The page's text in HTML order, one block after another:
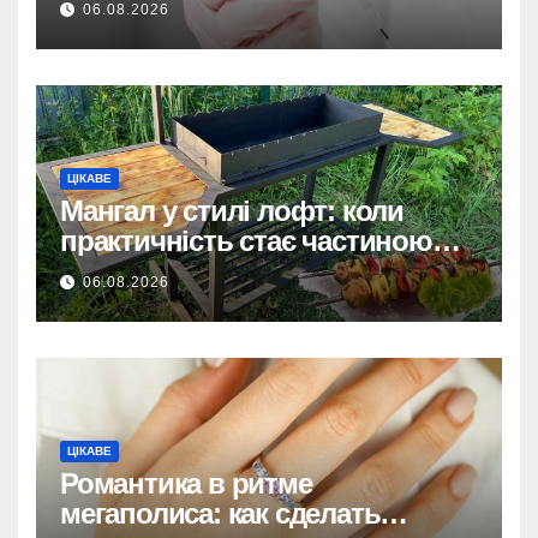
06.08.2026
ЦІКАВЕ
Мангал у стилі лофт: коли
практичність стає частиною
дизайну
06.08.2026
ЦІКАВЕ
Романтика в ритме
мегаполиса: как сделать